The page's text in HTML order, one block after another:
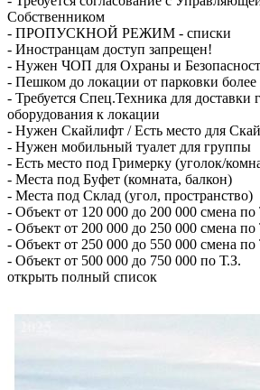
Собственником
- ПРОПУСКНОЙ РЕЖИМ - списки
- Иностранцам доступ запрещен!
- Нужен ЧОП для Охраны и
- Пешком до локации от парковки
- Требуется Спец.Техника для доставки
оборудования к локации
- Нужен Скайлифт / Есть место для
- Нужен мобильный туалет для группы
- Есть место под Гримерку (уголок/
- Места под Буфет (комната, балкон)
- Места под Склад (угол, пространство)
- Объект от 120 000 до 200 000 смена по
- Объект от 200 000 до 250 000 смена по
- Объект от 250 000 до 550 000 смена по
- Объект от 500 000 до 750 000 по Т.З.
открыть полный список